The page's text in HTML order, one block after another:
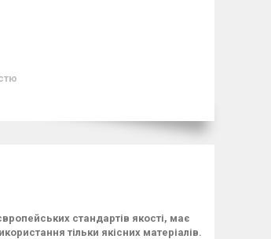
стандартів якості, має
тільки якісних матеріалів.